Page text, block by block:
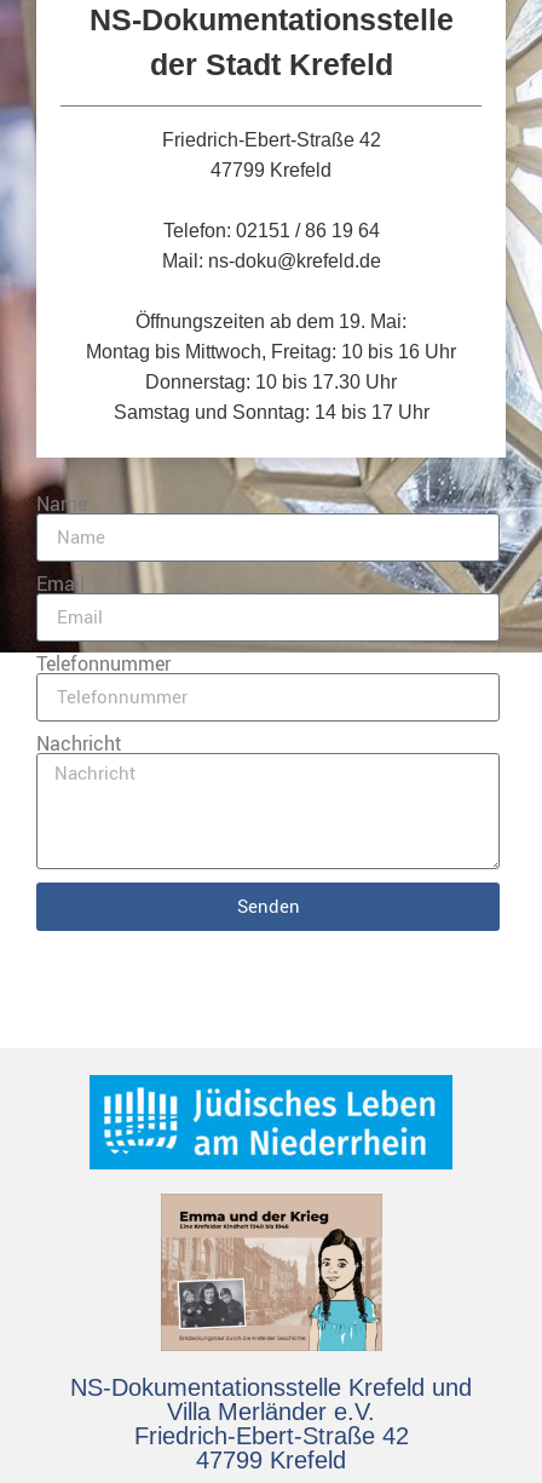
NS-Dokumentationsstelle
der Stadt Krefeld
Friedrich-Ebert-Straße 42
47799 Krefeld
Telefon: 02151 / 86 19 64
Mail: ns-doku@krefeld.de
Öffnungszeiten ab dem 19. Mai:
Montag bis Mittwoch, Freitag: 10 bis 16 Uhr
Donnerstag: 10 bis 17.30 Uhr
Samstag und Sonntag: 14 bis 17 Uhr
Name
Email
Telefonnummer
Nachricht
Senden
NS-Dokumentationsstelle Krefeld und
Villa Merländer e.V.
Friedrich-Ebert-Straße 42
47799 Krefeld